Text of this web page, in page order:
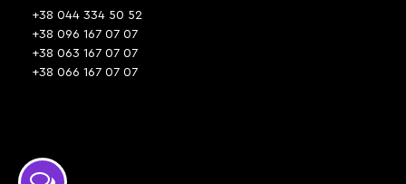
+38 044 334 50 52
+38 096 167 07 07
+38 063 167 07 07
+38 066 167 07 07